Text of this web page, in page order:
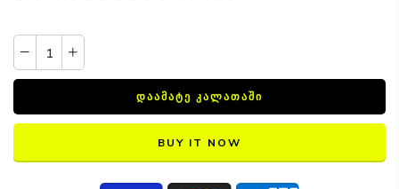
ᲓᲐᲐᲛᲐᲢᲔ ᲙᲐᲚᲐᲗᲐᲨᲘ
BUY IT NOW